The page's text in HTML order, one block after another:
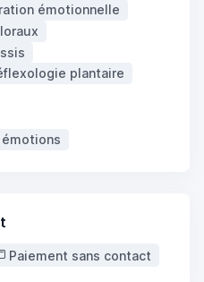
émotionnelle
plantaire
Paiement sans contact